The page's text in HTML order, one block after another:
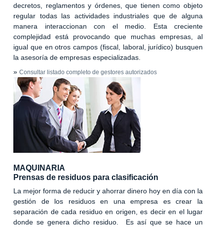
decretos, reglamentos y órdenes, que tienen como objeto
regular todas las actividades industriales que de alguna
manera interaccionan con el medio. Esta creciente
complejidad está provocando que muchas empresas, al
igual que en otros campos (fiscal, laboral, jurídico) busquen
la asesoría de empresas especializadas.
» Consultar listado completo de gestores autorizados
MAQUINARIA
Prensas de residuos para clasificación
La mejor forma de reducir y ahorrar dinero hoy en día con la
gestión de los residuos en una empresa es crear la
separación de cada residuo en origen, es decir en el lugar
donde se genera dicho residuo. Es así que se hace un